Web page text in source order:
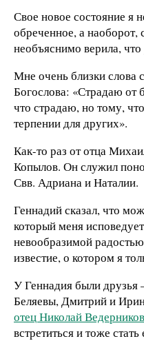
Свое новое состояние я
обреченное, а наоборот,
необъяснимо верила,
Мне очень близки слова
Богослова: «Страдаю от
что страдаю, но тому,
терпении для других».
Как-то раз от отца
Копылов. Он служил
Свв. Адриана и Наталии.
Геннадий сказал, что
который меня
невообразимой
известие, о котором я
У Геннадия были друзья
Беляевы, Дмитрий и
отец Николай Ведерников
встретиться и тоже